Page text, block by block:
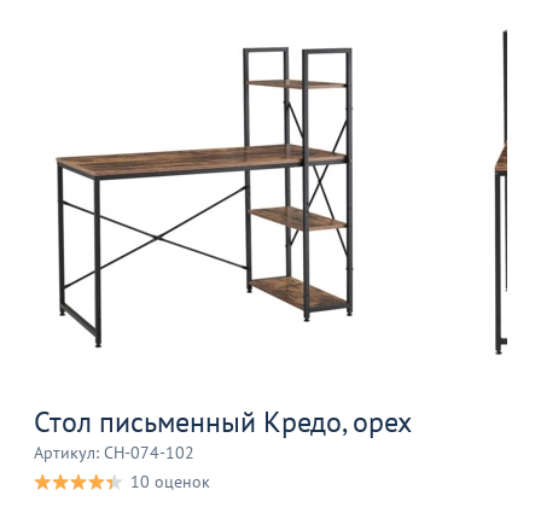
Стол письменный Кредо, орех
Артикул: CH-074-102
10 оценок